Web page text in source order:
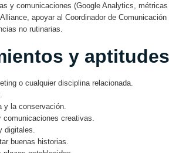
y comunicaciones (Google Analytics,
apoyar al Coordinador de
no rutinarias.
y
o cualquier disciplina relacionada.
y la conservación.
creativas.
digitales.
buenas historias.